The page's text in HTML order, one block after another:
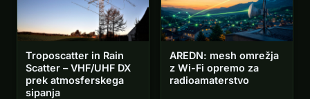
Troposcatter in Rain
Scatter – VHF/UHF DX
prek atmosferskega
sipanja
AREDN: mesh omrežja
z Wi-Fi opremo za
radioamaterstvo